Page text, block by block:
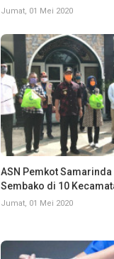
Jumat, 01 Mei 2020
ASN Pemkot
Sembako di 10
Jumat, 01 Mei 2020